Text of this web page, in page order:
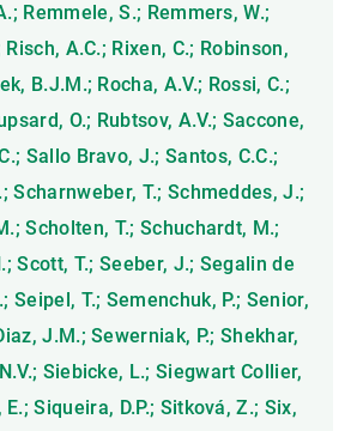
Remmele, S.; Remmers, W.;
Risch, A.C.; Rixen, C.; Robinson,
B.J.M.; Rocha, A.V.; Rossi, C.;
O.; Rubtsov, A.V.; Saccone,
Sallo Bravo, J.; Santos, C.C.;
Scharnweber, T.; Schmeddes, J.;
Scholten, T.; Schuchardt, M.;
Scott, T.; Seeber, J.; Segalin de
Seipel, T.; Semenchuk, P.; Senior,
J.M.; Sewerniak, P.; Shekhar,
Siebicke, L.; Siegwart Collier,
Siqueira, D.P.; Sitková, Z.; Six,